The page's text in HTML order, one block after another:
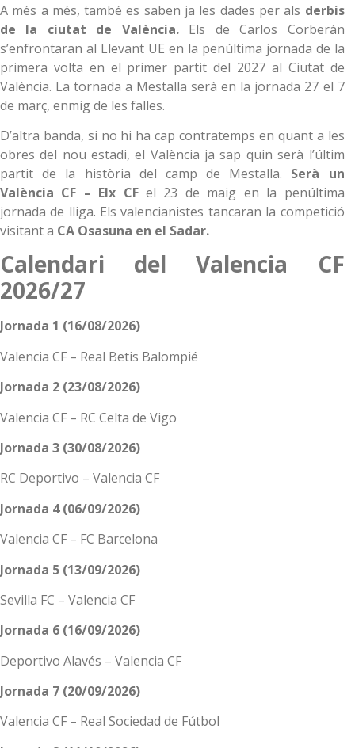
A més a més, també es saben ja les dades per als derbis
de la ciutat de València. Els de Carlos Corberán
s’enfrontaran al Llevant UE en la penúltima jornada de la
primera volta en el primer partit del 2027 al Ciutat de
València. La tornada a Mestalla serà en la jornada 27 el 7
de març, enmig de les falles.
D’altra banda, si no hi ha cap contratemps en quant a les
obres del nou estadi, el València ja sap quin serà l’últim
partit de la història del camp de Mestalla. Serà un
València CF – Elx CFel 23 de maig en la penúltima
jornada de lliga. Els valencianistes tancaran la competició
visitant a CA Osasuna en el Sadar.
Calendari del Valencia CF
2026/27
Jornada 1 (16/08/2026)
Valencia CF – Real Betis Balompié
Jornada 2 (23/08/2026)
Valencia CF – RC Celta de Vigo
Jornada 3 (30/08/2026)
RC Deportivo – Valencia CF
Jornada 4 (06/09/2026)
Valencia CF – FC Barcelona
Jornada 5 (13/09/2026)
Sevilla FC – Valencia CF
Jornada 6 (16/09/2026)
Deportivo Alavés – Valencia CF
Jornada 7 (20/09/2026)
Valencia CF – Real Sociedad de Fútbol